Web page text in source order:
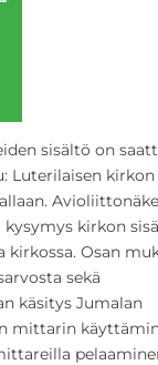
sisältö on
Luterilaisen kirkon
kirkon
kirkossa. Osan
sekä
käsitys Jumalan
mittarin